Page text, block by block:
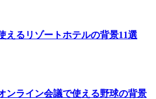
えるリゾートホテルの背景11選
ンライン会議で使える野球の背景